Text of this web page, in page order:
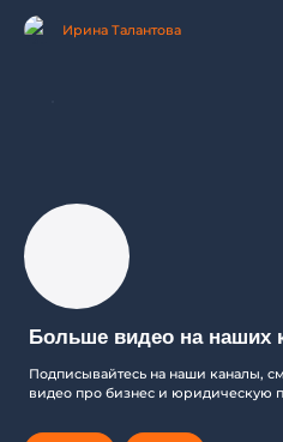
Ирина Талантова
Больше видео на наших
Подписывайтесь на наши каналы,
видео про бизнес и юридическую